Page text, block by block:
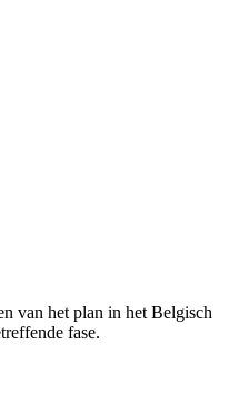
van het plan in het Belgisch
fase.